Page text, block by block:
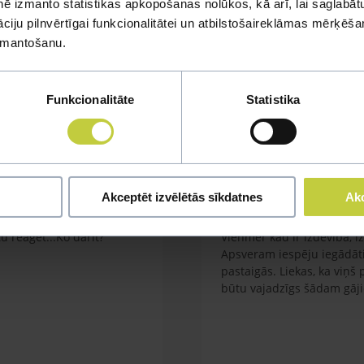
izmanto statistikas apkopošanas nolūkos, kā arī, lai
pilnvērtīgai funkcionalitātei un atbilstošaireklāmas
Funkcionalitāte Statistika
Akceptēt izvēlētās sīkdatnes
jautājumu
kārbiņās
reağēt...Ko darīt?
Kaķa vešana ārā
Labdien. Mums ir kaķis
Vienmēr kad ir izdevība,
Apsveram iespēju
pastaigās. Liekas, ka
būtu vajadzīgs šādam